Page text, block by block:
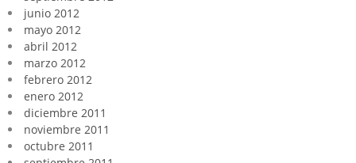
junio 2012
mayo 2012
abril 2012
marzo 2012
febrero 2012
enero 2012
diciembre 2011
noviembre 2011
octubre 2011